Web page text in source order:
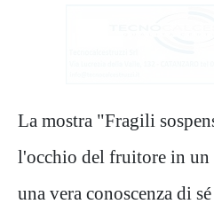
La mostra "Fragili
l'occhio del fruitore in
una vera conoscenza di